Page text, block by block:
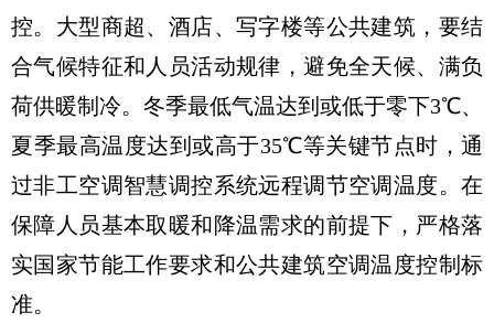
控。大型商超、酒店、写字楼等公共建筑，要结
合气候特征和人员活动规律，避免全天候、满负
荷供暖制冷。冬季最低气温达到或低于零下3℃、
夏季最高温度达到或高于35℃等关键节点时，通
过非工空调智慧调控系统远程调节空调温度。在
保障人员基本取暖和降温需求的前提下，严格落
实国家节能工作要求和公共建筑空调温度控制标
准。